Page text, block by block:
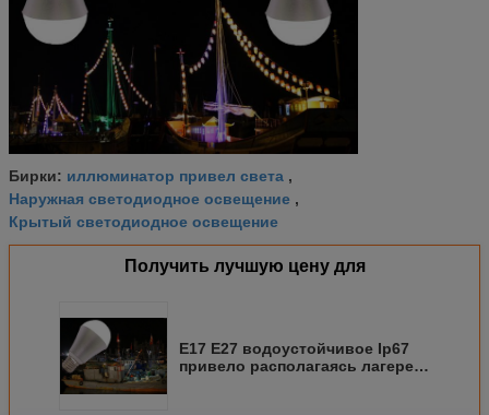
Бирки: иллюминатор привел света ,
Наружная светодиодное освещение ,
Крытый светодиодное освещение
Получить лучшую цену для
E17 E27 водоустойчивое Ip67
привело располагаясь лагерем